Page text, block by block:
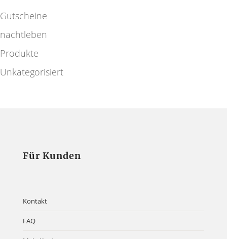
Gutscheine
nachtleben
Produkte
Unkategorisiert
Für Kunden
Kontakt
FAQ